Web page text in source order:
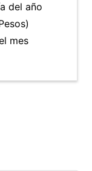
del año
mes